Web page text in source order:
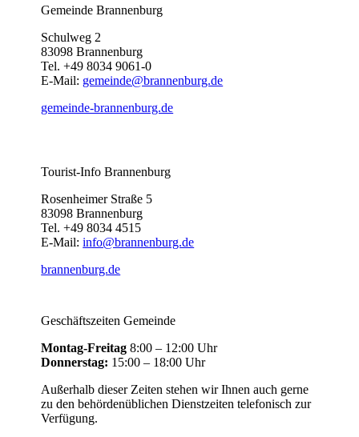
Gemeinde Brannenburg
Schulweg 2
83098 Brannenburg
Tel. +49 8034 9061-0
E-Mail: gemeinde@brannenburg.de
gemeinde-brannenburg.de
Tourist-Info Brannenburg
Rosenheimer Straße 5
83098 Brannenburg
Tel. +49 8034 4515
E-Mail:info@brannenburg.de
brannenburg.de
Geschäftszeiten Gemeinde
Montag-Freitag 8:00 – 12:00 Uhr
Donnerstag: 15:00 – 18:00 Uhr
Außerhalb dieser Zeiten stehen wir Ihnen auch gerne
zu den behördenüblichen Dienstzeiten telefonisch zur
Verfügung.